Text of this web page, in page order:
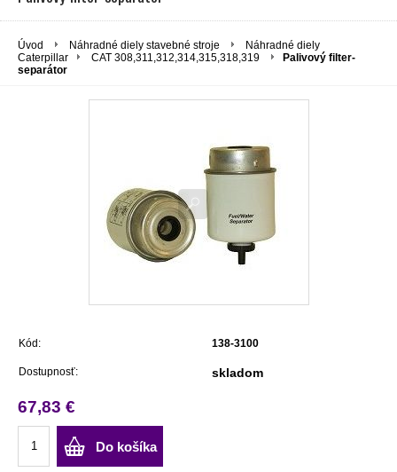
Úvod Náhradné diely stavebné stroje
Náhradné diely
Caterpillar
CAT 308,311,312,314,315,318,319
Palivový filter-
separátor
Kód: 138-3100
Dostupnosť: skladom
67,83 €
Do košíka